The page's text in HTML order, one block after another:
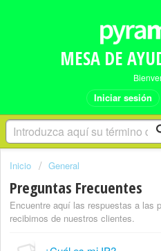
Iniciar sesión
Inicio General
Preguntas Frecuentes
Encuentre aquí las respuestas a las
recibimos de nuestros clientes.